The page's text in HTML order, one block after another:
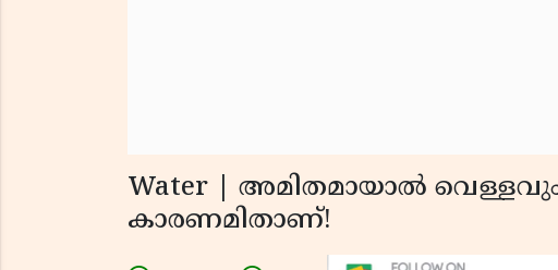
Water | അമിതമായാൽ
കാരണമിതാണ്!